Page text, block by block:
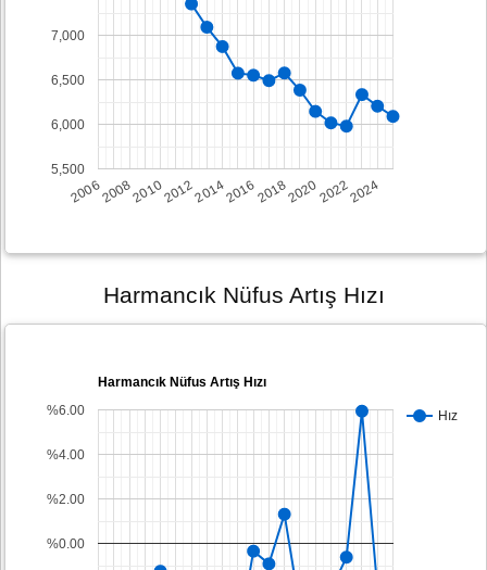
2006200820102012201420162018202020222024
5,500
6,000
6,500
7,000
Harmancık Nüfus Artış Hızı
Harmancık Nüfus Artış Hızı
Hız
%0.00
%2.00
%4.00
%6.00